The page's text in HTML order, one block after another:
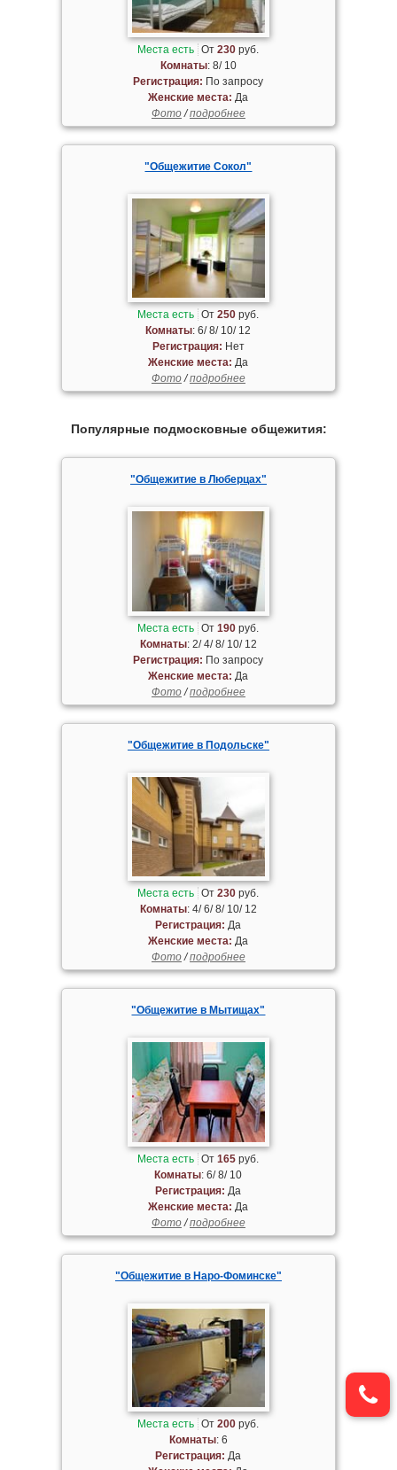
Места есть От230 руб.
Комнаты: 8/ 10
Регистрация: По запросу
Женские места: Да
Фото/подробнее
"Общежитие Сокол"
Места есть От250 руб.
Комнаты: 6/ 8/ 10/ 12
Регистрация: Нет
Женские места: Да
Фото/подробнее
Популярные подмосковные общежития:
"Общежитие в Люберцах"
Места есть От190 руб.
Комнаты: 2/ 4/ 8/ 10/ 12
Регистрация: По запросу
Женские места: Да
Фото/подробнее
"Общежитие в Подольске"
Места есть От230 руб.
Комнаты: 4/ 6/ 8/ 10/ 12
Регистрация: Да
Женские места: Да
Фото/подробнее
"Общежитие в Мытищах"
Места есть От165 руб.
Комнаты: 6/ 8/ 10
Регистрация: Да
Женские места: Да
Фото/подробнее
"Общежитие в Наро-Фоминске"
Места есть От200 руб.
Комнаты: 6
Регистрация: Да